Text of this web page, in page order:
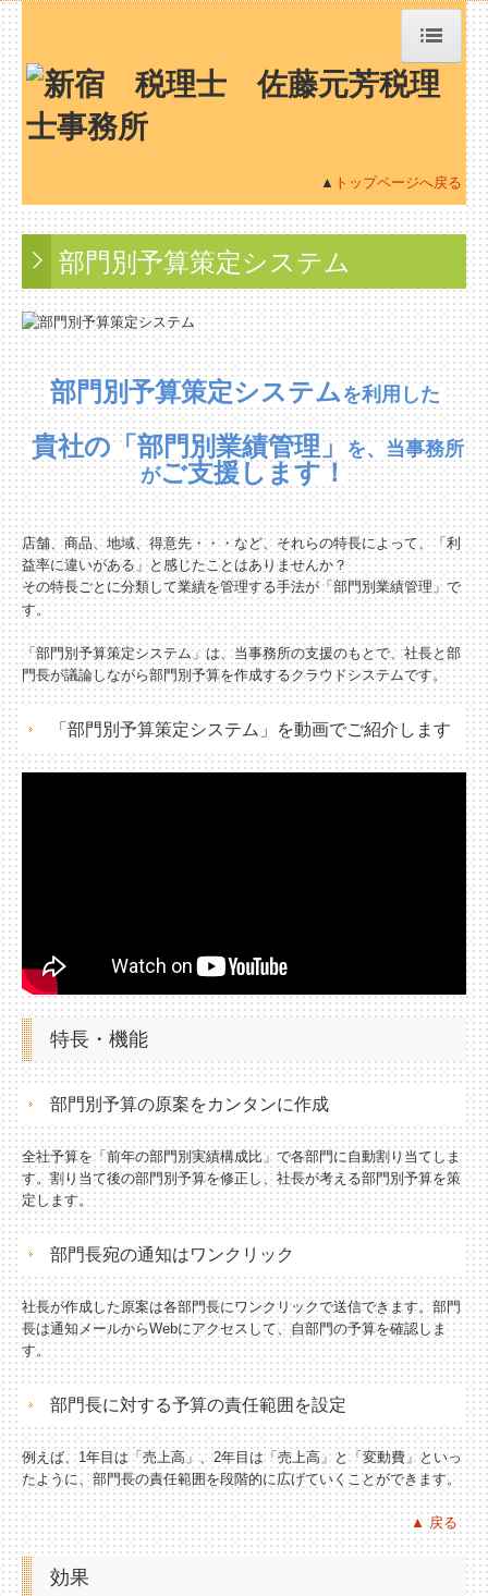
トップページ
社会福祉法人会計Q&A
社長メニューASP版
経営革新等支援機関とは
経営改善オンデマンド講座
経営者お役立ち情報
事務所紹介
経営理念
交通案内
業務案内
リンク集
お問合せ
建設業用会計情報DB
▲ トップページへ戻る
部門別予算策定システム
部門別予算策定システム を利用した
貴社の「部門別業績管理」 を、当事務所
がご支援します！
店舗、商品、地域、得意先・・・など、それらの特長によって、「利
益率に違いがある」と感じたことはありませんか？
その特長ごとに分類して業績を管理する手法が「部門別業績管理」で
す。
「部門別予算策定システム」は、当事務所の支援のもとで、社長と部
門長が議論しながら部門別予算を作成するクラウドシステムです。
「部門別予算策定システム」を動画でご紹介します
特長・機能
部門別予算の原案をカンタンに作成
全社予算を「前年の部門別実績構成比」で各部門に自動割り当てしま
す。割り当て後の部門別予算を修正し、社長が考える部門別予算を策
定します。
部門長宛の通知はワンクリック
社長が作成した原案は各部門長にワンクリックで送信できます。部門
長は通知メールからWebにアクセスして、自部門の予算を確認しま
す。
部門長に対する予算の責任範囲を設定
例えば、1年目は「売上高」、2年目は「売上高」と「変動費」といっ
たように、部門長の責任範囲を段階的に広げていくことができます。
▲ 戻る
効果